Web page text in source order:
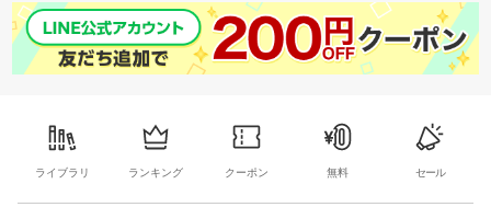
ライブラリ ランキング クーポン 無料 セール